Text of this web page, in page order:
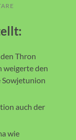
Thron
weigerte den
Sowjetunion
auch der
wie